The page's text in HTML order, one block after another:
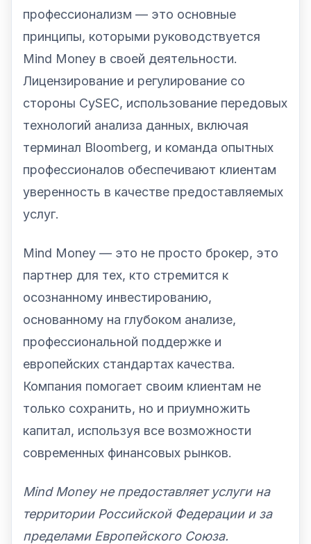
профессионализм — это основные
принципы, которыми руководствуется
Mind Money в своей деятельности.
Лицензирование и регулирование со
стороны CySEC, использование передовых
технологий анализа данных, включая
терминал Bloomberg, и команда опытных
профессионалов обеспечивают клиентам
уверенность в качестве предоставляемых
услуг.
Mind Money — это не просто брокер, это
партнер для тех, кто стремится к
осознанному инвестированию,
основанному на глубоком анализе,
профессиональной поддержке и
европейских стандартах качества.
Компания помогает своим клиентам не
только сохранить, но и приумножить
капитал, используя все возможности
современных финансовых рынков.
Mind Money не предоставляет услуги на
территории Российской Федерации и за
пределами Европейского Союза.